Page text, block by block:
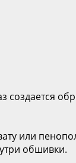
или
обшивки.